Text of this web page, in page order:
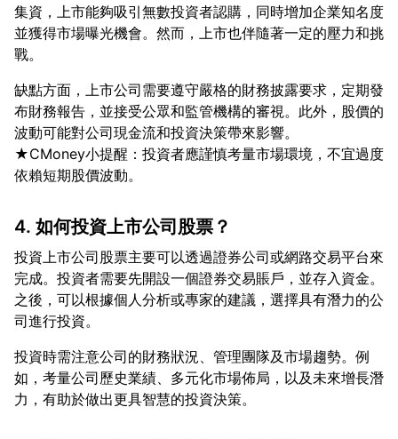
集資，上市能夠吸引無數投資者認購，同時增加企業知名度
並獲得市場曝光機會。然而，上市也伴隨著一定的壓力和挑
缺點方面，上市公司需要遵守嚴格的財務披露要求，定期發
布財務報告，並接受公眾和監管機構的審視。此外，股價的
波動可能對公司現金流和投資決策帶來影響。
★CMoney小提醒：投資者應謹慎考量市場環境，不宜過度
4. 如何投資上市公司股票？
投資上市公司股票主要可以透過證券公司或網路交易平台來
完成。投資者需要先開設一個證券交易賬戶，並存入資金。
之後，可以根據個人分析或專家的建議，選擇具有潛力的公
投資時需注意公司的財務狀況、管理團隊及市場趨勢。例
如，考量公司歷史業績、多元化市場佈局，以及未來增長潛